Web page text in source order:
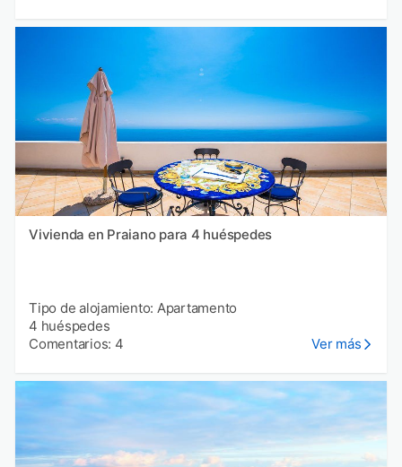
Vivienda en Praiano para 4 huéspedes
Tipo de alojamiento: Apartamento
4 huéspedes
Comentarios: 4
Ver más